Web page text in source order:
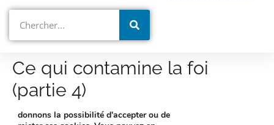
Ce qui contamine la foi
(partie 4)